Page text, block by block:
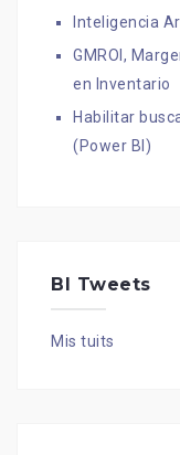
Inteligencia
GMROI,
en Inventario
Habilitar
(Power BI)
BI Tweets
Mis tuits